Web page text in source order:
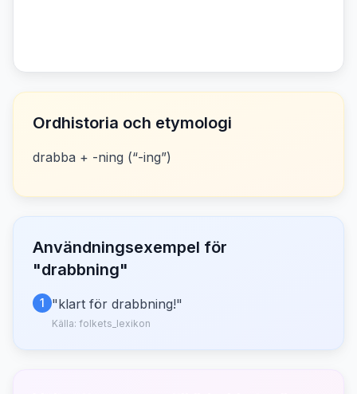
Ordhistoria och etymologi
drabba + -ning (“-ing”)
Användningsexempel för
"drabbning"
1 "klart för drabbning!"
Källa: folkets_lexikon